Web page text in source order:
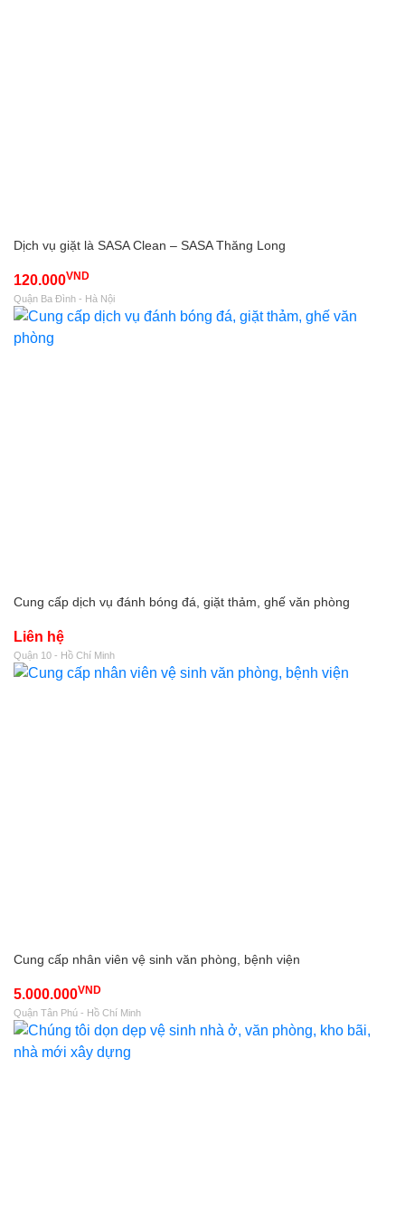
Dịch vụ giặt là SASA Clean – SASA Thăng Long
120.000VND
Quận Ba Đình - Hà Nội
Cung cấp dịch vụ đánh bóng đá, giặt thảm, ghế văn phòng
Liên hệ
Quận 10 - Hồ Chí Minh
Cung cấp nhân viên vệ sinh văn phòng, bệnh viện
5.000.000VND
Quận Tân Phú - Hồ Chí Minh